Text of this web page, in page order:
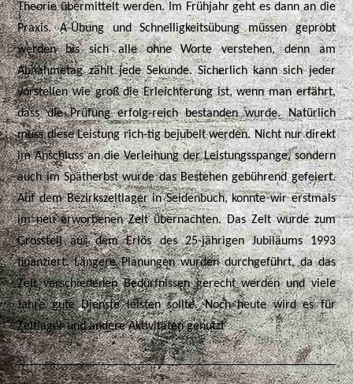
Theorie übermittelt werden. Im Frühjahr geht es dann an die
Praxis. A-Übung und Schnelligkeitsübung müssen geprobt
werden bis sich alle ohne Worte verstehen, denn am
Abnahmetag zählt jede Sekunde. Sicherlich kann sich jeder
vorstellen wie groß die Erleichterung ist, wenn man erfährt,
dass die Prüfung erfolg-reich bestanden wurde. Natürlich
muss diese Leistung rich-tig bejubelt werden. Nicht nur direkt
im Anschluss an die Verleihung der Leistungsspange, sondern
auch im Spätherbst wurde das Bestehen gebührend gefeiert.
Auf dem Bezirkszeltlager in Seidenbuch, konnte wir erstmals
im neu erworbenen Zelt übernachten. Das Zelt wurde zum
Grossteil aus dem Erlös des 25-jährigen Jubiläums 1993
finanziert. Längere Planungen wurden durchgeführt, da das
Zelt verschiedenen Bedürfnissen gerecht werden und viele
Jahre gute Dienste leisten sollte. Noch heute wird es für
Zeltlager und andere Aktivitäten genutzt